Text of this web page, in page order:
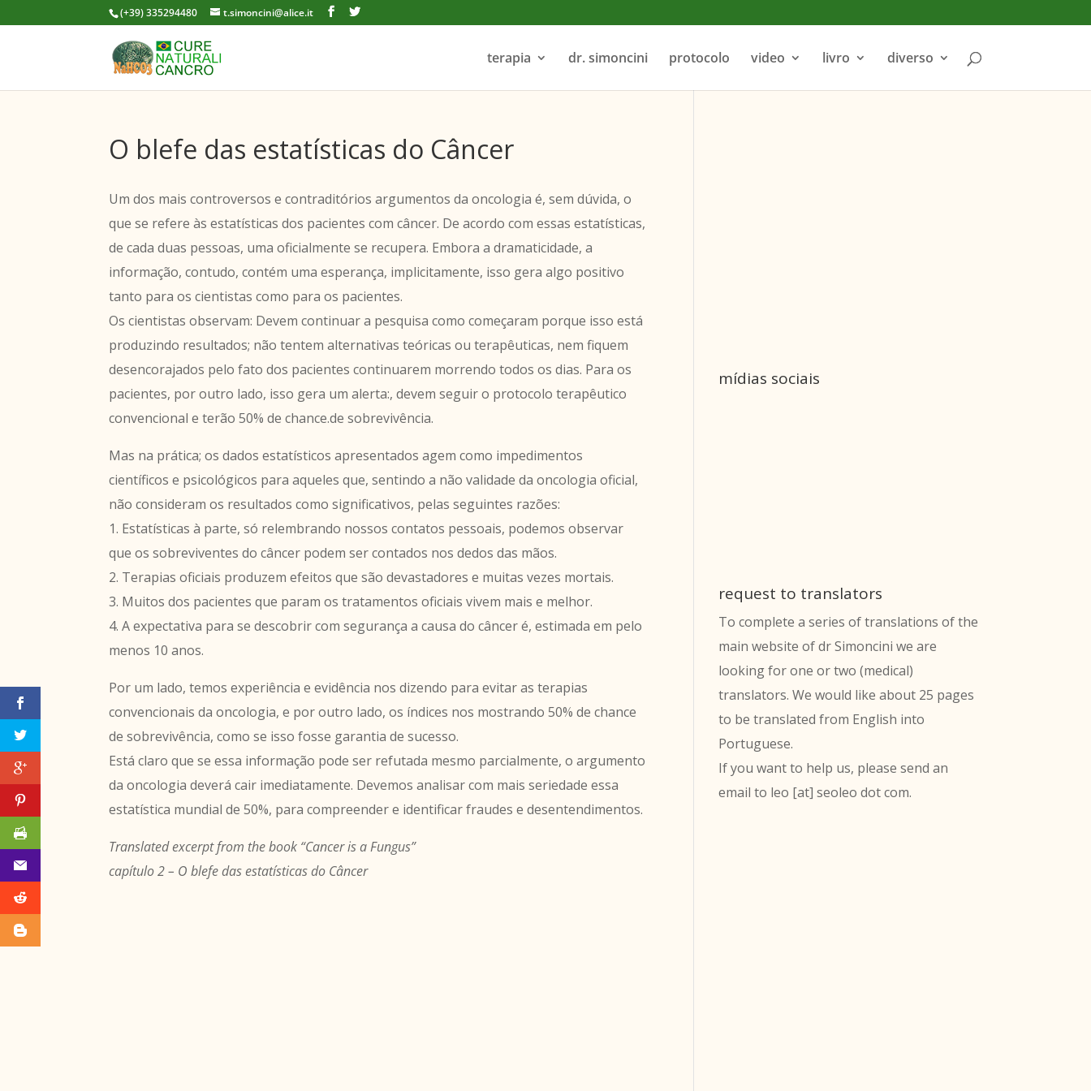
(+39) 335294480 t.simoncini@alice.it
terapia dr. simoncini protocolo video livro diverso
O blefe das estatísticas do Câncer
Um dos mais controversos e contraditórios argumentos da oncologia é, sem dúvida, o
que se refere às estatísticas dos pacientes com câncer. De acordo com essas estatísticas,
de cada duas pessoas, uma oficialmente se recupera. Embora a dramaticidade, a
informação, contudo, contém uma esperança, implicitamente, isso gera algo positivo
tanto para os cientistas como para os pacientes.
Os cientistas observam: Devem continuar a pesquisa como começaram porque isso está
produzindo resultados; não tentem alternativas teóricas ou terapêuticas, nem fiquem
desencorajados pelo fato dos pacientes continuarem morrendo todos os dias. Para os
pacientes, por outro lado, isso gera um alerta:, devem seguir o protocolo terapêutico
convencional e terão 50% de chance.de sobrevivência.
Mas na prática; os dados estatísticos apresentados agem como impedimentos
científicos e psicológicos para aqueles que, sentindo a não validade da oncologia oficial,
não consideram os resultados como significativos, pelas seguintes razões:
1. Estatísticas à parte, só relembrando nossos contatos pessoais, podemos observar
que os sobreviventes do câncer podem ser contados nos dedos das mãos.
2. Terapias oficiais produzem efeitos que são devastadores e muitas vezes mortais.
3. Muitos dos pacientes que param os tratamentos oficiais vivem mais e melhor.
4. A expectativa para se descobrir com segurança a causa do câncer é, estimada em pelo
menos 10 anos.
Por um lado, temos experiência e evidência nos dizendo para evitar as terapias
convencionais da oncologia, e por outro lado, os índices nos mostrando 50% de chance
de sobrevivência, como se isso fosse garantia de sucesso.
Está claro que se essa informação pode ser refutada mesmo parcialmente, o argumento
da oncologia deverá cair imediatamente. Devemos analisar com mais seriedade essa
estatística mundial de 50%, para compreender e identificar fraudes e desentendimentos.
Translated excerpt from the book “Cancer is a Fungus”
capítulo 2 – O blefe das estatísticas do Câncer
mídias sociais
request to translators
To complete a series of translations of the
main website of dr Simoncini we are
looking for one or two (medical)
translators. We would like about 25 pages
to be translated from English into
Portuguese.
If you want to help us, please send an
email to leo [at] seoleo dot com.